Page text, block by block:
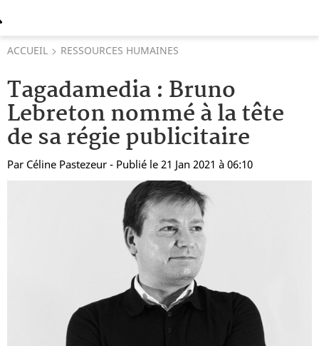
ACCUEIL RESSOURCES HUMAINES
Tagadamedia : Bruno
Lebreton nommé à la tête
de sa régie publicitaire
Par Céline Pastezeur - Publié le 21 Jan 2021 à 06:10